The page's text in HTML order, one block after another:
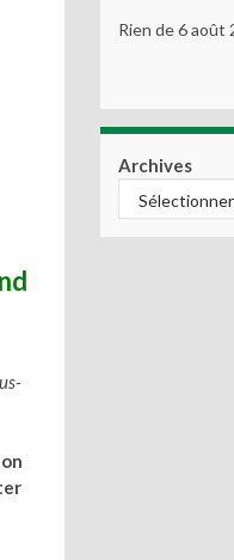
Rien de 6 août
Archives